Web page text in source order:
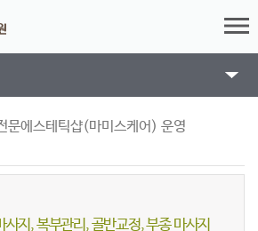
문에스테틱샵(마미스케어) 운영
지, 복부관리, 골반교정, 부종 마사지